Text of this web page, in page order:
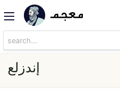
إندزلع